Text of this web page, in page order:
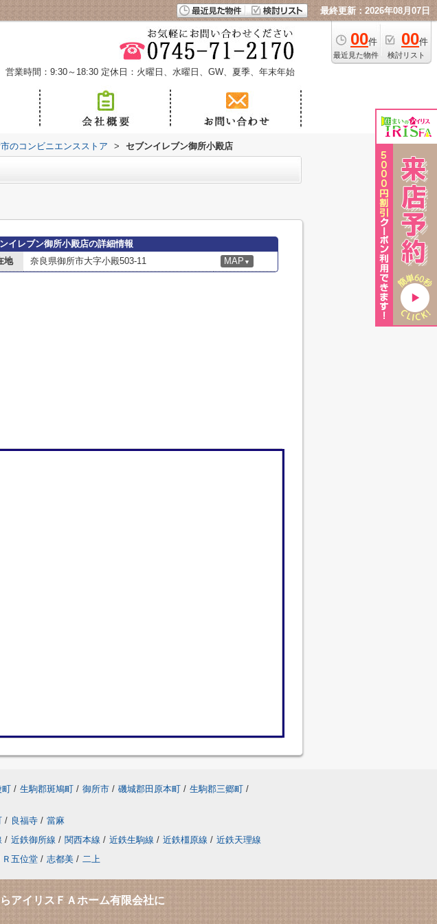
最終更新：2026年08月07日
00件
最近見た物件
00件
検討リスト
営業時間：9:30～18:30 定休日：火曜日、水曜日、GW、夏季、年末年始
のコンビニエンスストア > セブンイレブン御所小殿店
イレブン御所小殿店の詳細情報
地
奈良県御所市大字小殿503-11 MAP ▼
町 / 生駒郡斑鳩町 / 御所市 / 磯城郡田原本町 / 生駒郡三郷町 /
/ 良福寺 / 當麻
/ 近鉄御所線 / 関西本線 / 近鉄生駒線 / 近鉄橿原線 / 近鉄天理線
Ｒ五位堂 / 志都美 / 二上
アイリスＦＡホーム有限会社に